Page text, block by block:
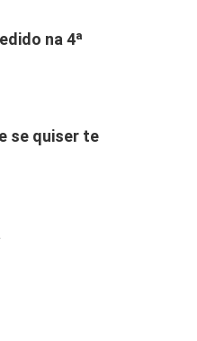
na 4ª
se quiser te